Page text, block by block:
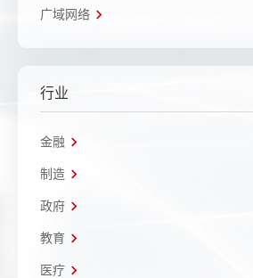
广域网络
行业
金融
制造
政府
教育
医疗